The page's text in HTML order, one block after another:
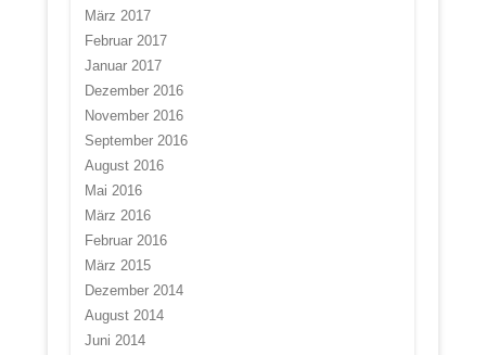
März 2017
Februar 2017
Januar 2017
Dezember 2016
November 2016
September 2016
August 2016
Mai 2016
März 2016
Februar 2016
März 2015
Dezember 2014
August 2014
Juni 2014